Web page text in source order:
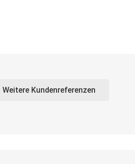
Weitere Kundenreferenzen